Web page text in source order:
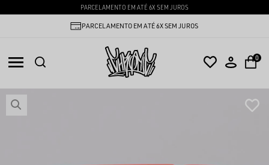
PARCELAMENTO EM ATÉ 6X SEM JUROS
PARCELAMENTO EM ATÉ 6X SEM JUROS
0